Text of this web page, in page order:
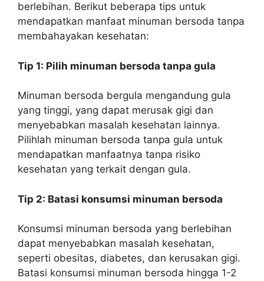
berlebihan. Berikut beberapa tips untuk
mendapatkan manfaat minuman bersoda tanpa
membahayakan kesehatan:
Tip 1: Pilih minuman bersoda tanpa gula
Minuman bersoda bergula mengandung gula
yang tinggi, yang dapat merusak gigi dan
menyebabkan masalah kesehatan lainnya.
Pilihlah minuman bersoda tanpa gula untuk
mendapatkan manfaatnya tanpa risiko
kesehatan yang terkait dengan gula.
Tip 2: Batasi konsumsi minuman bersoda
Konsumsi minuman bersoda yang berlebihan
dapat menyebabkan masalah kesehatan,
seperti obesitas, diabetes, dan kerusakan gigi.
Batasi konsumsi minuman bersoda hingga 1-2